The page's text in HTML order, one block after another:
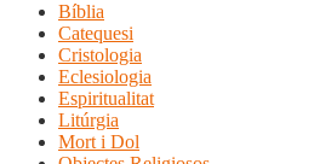
Bíblia
Catequesi
Cristologia
Eclesiologia
Espiritualitat
Litúrgia
Mort i Dol